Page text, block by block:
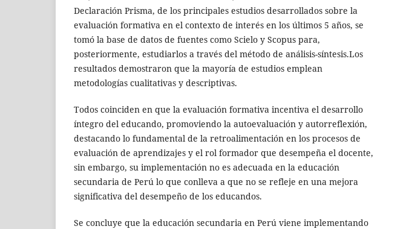
Declaración Prisma, de los principales estudios desarrollados sobre la
evaluación formativa en el contexto de interés en los últimos 5 años, se
tomó la base de datos de fuentes como Scielo y Scopus para,
posteriormente, estudiarlos a través del método de análisis-síntesis.Los
resultados demostraron que la mayoría de estudios emplean
metodologías cualitativas y descriptivas.
Todos coinciden en que la evaluación formativa incentiva el desarrollo
íntegro del educando, promoviendo la autoevaluación y autorreflexión,
destacando lo fundamental de la retroalimentación en los procesos de
evaluación de aprendizajes y el rol formador que desempeña el docente,
sin embargo, su implementación no es adecuada en la educación
secundaria de Perú lo que conlleva a que no se refleje en una mejora
significativa del desempeño de los educandos.
Se concluye que la educación secundaria en Perú viene implementando